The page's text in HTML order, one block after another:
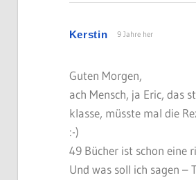
Kerstin 9 Jahre her
Guten Morgen,
ach Mensch, ja Eric, das
klasse, müsste mal die
:-)
49 Bücher ist schon eine
Und was soll ich sagen –